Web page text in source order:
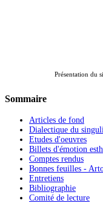
Présentation du
Sommaire
Articles de fond
Dialectique du
Etudes d'oeuvres
Billets d'émotion
Comptes rendus
Bonnes feuilles -
Entretiens
Bibliographie
Comité de lecture